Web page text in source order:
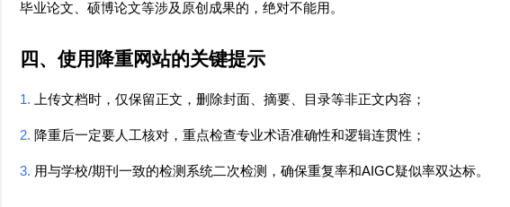
毕业论文、硕博论文等涉及原创成果的，绝对不能用。
四、使用降重网站的关键提示
1. 上传文档时，仅保留正文，删除封面、摘要、目录等非正文内容；
2. 降重后一定要人工核对，重点检查专业术语准确性和逻辑连贯性；
3. 用与学校/期刊一致的检测系统二次检测，确保重复率和AIGC疑似率双达标。